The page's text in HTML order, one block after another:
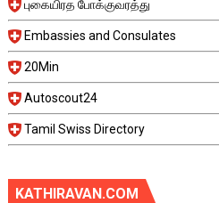
புகையிரத போக்குவரத்து
Embassies and Consulates
20Min
Autoscout24
Tamil Swiss Directory
KATHIRAVAN.COM